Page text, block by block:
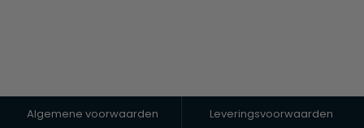
Algemene voorwaarden Leveringsvoorwaarden